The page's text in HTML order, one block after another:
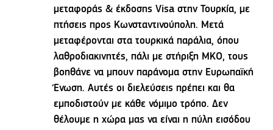
μεταφοράς & έκδοσης Visa στην Τουρκία, με
πτήσεις προς Κωνσταντινούπολη. Μετά
μεταφέρονται στα τουρκικά παράλια, όπου
λαθροδιακινητές, πάλι με στήριξη ΜΚΟ, τους
βοηθάνε να μπουν παράνομα στην Ευρωπαϊκή
Ένωση. Αυτές οι διελεύσεις πρέπει και θα
εμποδιστούν με κάθε νόμιμο τρόπο. Δεν
θέλουμε η χώρα μας να είναι η πύλη εισόδου